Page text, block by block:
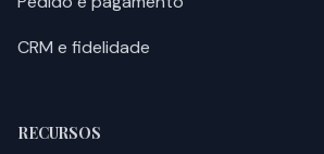
CRM e fidelidade
RECURSOS